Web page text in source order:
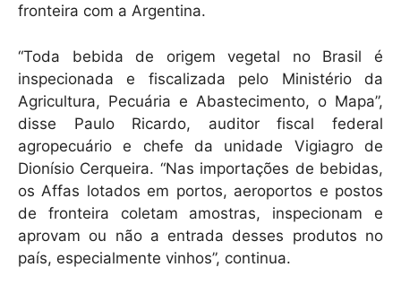
fronteira com a Argentina.
“Toda bebida de origem vegetal no Brasil é
inspecionada e fiscalizada pelo Ministério da
Agricultura, Pecuária e Abastecimento, o Mapa”,
disse Paulo Ricardo, auditor fiscal federal
agropecuário e chefe da unidade Vigiagro de
Dionísio Cerqueira. “Nas importações de bebidas,
os Affas lotados em portos, aeroportos e postos
de fronteira coletam amostras, inspecionam e
aprovam ou não a entrada desses produtos no
país, especialmente vinhos”, continua.